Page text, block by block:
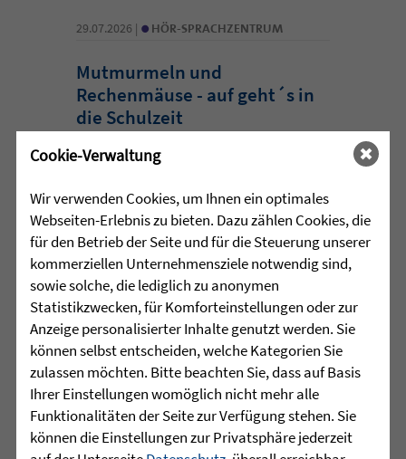
29.07.2026 | • HÖR-SPRACHZENTRUM
Mutmurmeln und
Rechenmäuse - auf geht´s in
die Schulzeit
Am Mittwoch, 27.07.26 verabschiedete
Leopoldschule in Altshausen die
Vorschüler mit einer bunten und
emotionalen ...
mehr lesen
29.07.2026 |• HÖR-SPRACHZENTRUM
220 Kinder verwandeln
Arnach in eine bunte
Cookie-Verwaltung
Wir verwenden Cookies, um Ihnen ein optimales
Webseiten-Erlebnis zu bieten. Dazu zählen Cookies, die
für den Betrieb der Seite und für die Steuerung unserer
kommerziellen Unternehmensziele notwendig sind,
sowie solche, die lediglich zu anonymen
Statistikzwecken, für Komforteinstellungen oder zur
Anzeige personalisierter Inhalte genutzt werden. Sie
können selbst entscheiden, welche Kategorien Sie
zulassen möchten. Bitte beachten Sie, dass auf Basis
Ihrer Einstellungen womöglich nicht mehr alle
Funktionalitäten der Seite zur Verfügung stehen. Sie
können die Einstellungen zur Privatsphäre jederzeit